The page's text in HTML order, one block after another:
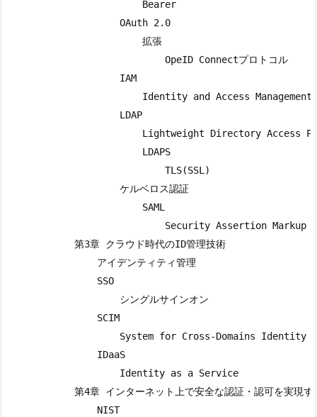
                        Bearer
                    OAuth 2.0
                        拡張
                            OpeID Connectプロトコル
                    IAM
                        Identity and Access Management
                    LDAP
Lightweight Directory Access
                        LDAPS
                            TLS(SSL)
                    ケルベロス認証
                        SAML
Security Assertion Markup
            第3章 クラウド時代のID管理技術
                アイデンティティ管理
                SSO
                    シングルサインオン
                SCIM
System for Cross-Domains Identity
                IDaaS
                    Identity as a Service
第4章 インターネット上で安全な認証・認可を実現す
                NIST